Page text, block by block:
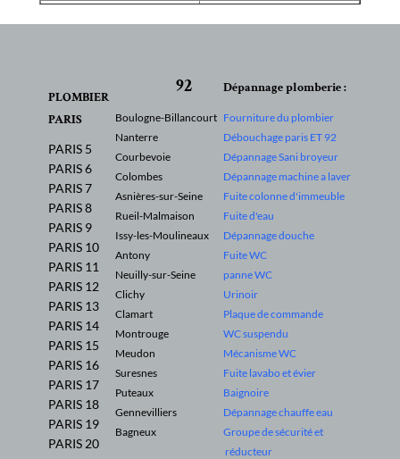
PLOMBIER
PARIS
PARIS 5
PARIS 6
PARIS 7
PARIS 8
PARIS 9
PARIS 10
PARIS 11
PARIS 12
PARIS 13
PARIS 14
PARIS 15
PARIS 16
PARIS 17
PARIS 18
PARIS 19
PARIS 20
Dépannage plomberie :
Fourniture du plombier
Débouchage paris ET 92
Dépannage Sani broyeur
Dépannage machine a laver
Fuite colonne d'immeuble
Fuite d'eau
Dépannage douche
Fuite WC
panne WC
Urinoir
Plaque de commande
WC suspendu
Mécanisme WC
Fuite lavabo et évier
Baignoire
Dépannage chauffe eau
Groupe de sécurité et
réducteur
92
Boulogne-Billancourt
Nanterre
Courbevoie
Colombes
Asnières-sur-Seine
Rueil-Malmaison
Issy-les-Moulineaux
Antony
Neuilly-sur-Seine
Clichy
Clamart
Montrouge
Meudon
Suresnes
Puteaux
Gennevilliers
Bagneux
Installation
chauffe-eau
Installation plomberie
Entretien chauffe-
eau
Recherche fuite
d'eau
Diagnostic plomberie
Installation wc,
douche, évier,
lavabo, baignoire,
etc
Installation plomberie
Installation des
arrivées d'eau
Installation plomberie